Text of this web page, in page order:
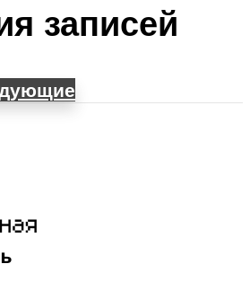
записей